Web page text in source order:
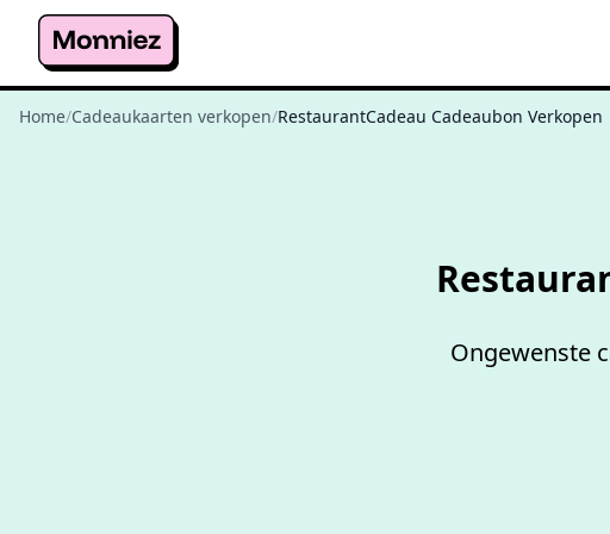
Home/Cadeaukaarten verkopen/RestaurantCadeau Cadeaubon Verkopen
Ongewenste